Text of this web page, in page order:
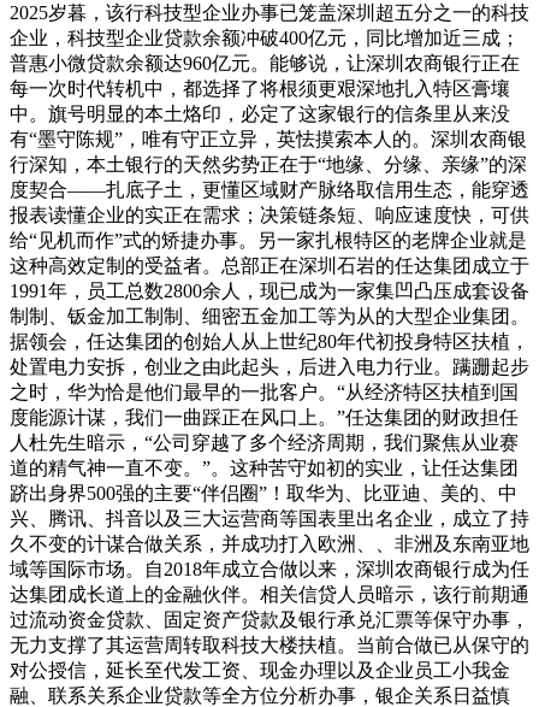
2025岁暮，该行科技型企业办事已笼盖深圳超五分之一的科技
企业，科技型企业贷款余额冲破400亿元，同比增加近三成；
普惠小微贷款余额达960亿元。能够说，让深圳农商银行正在
每一次时代转机中，都选择了将根须更艰深地扎入特区膏壤
中。旗号明显的本土烙印，必定了这家银行的信条里从来没
有“墨守陈规”，唯有守正立异，英怯摸索本人的。深圳农商银
行深知，本土银行的天然劣势正在于“地缘、分缘、亲缘”的深
度契合——扎底子土，更懂区域财产脉络取信用生态，能穿透
报表读懂企业的实正在需求；决策链条短、响应速度快，可供
给“见机而作”式的矫捷办事。另一家扎根特区的老牌企业就是
这种高效定制的受益者。总部正在深圳石岩的任达集团成立于
1991年，员工总数2800余人，现已成为一家集凹凸压成套设备
制制、钣金加工制制、细密五金加工等为从的大型企业集团。
据领会，任达集团的创始人从上世纪80年代初投身特区扶植，
处置电力安拆，创业之由此起头，后进入电力行业。蹒跚起步
之时，华为恰是他们最早的一批客户。“从经济特区扶植到国
度能源计谋，我们一曲踩正在风口上。”任达集团的财政担任
人杜先生暗示，“公司穿越了多个经济周期，我们聚焦从业赛
道的精气神一直不变。”。这种苦守如初的实业，让任达集团
跻出身界500强的主要“伴侣圈”！取华为、比亚迪、美的、中
兴、腾讯、抖音以及三大运营商等国表里出名企业，成立了持
久不变的计谋合做关系，并成功打入欧洲、、非洲及东南亚地
域等国际市场。自2018年成立合做以来，深圳农商银行成为任
达集团成长道上的金融伙伴。相关信贷人员暗示，该行前期通
过流动资金贷款、固定资产贷款及银行承兑汇票等保守办事，
无力支撑了其运营周转取科技大楼扶植。当前合做已从保守的
对公授信，延长至代发工资、现金办理以及企业员工小我金
融、联系关系企业贷款等全方位分析办事，银企关系日益慎